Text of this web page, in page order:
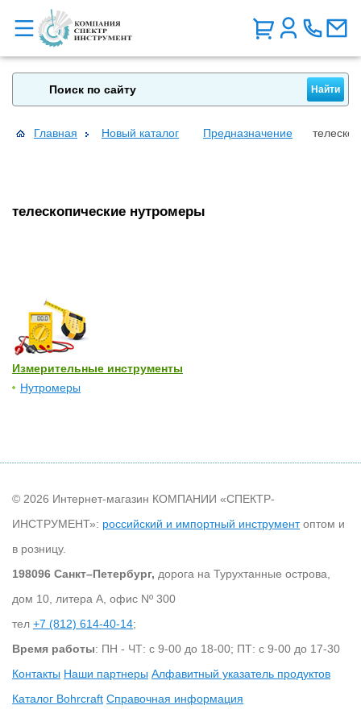
Главная Новый каталог Предназначение
телескопические нутромеры
Измерительные инструменты
Нутромеры
© 2026 Интернет-магазин КОМПАНИИ «СПЕКТР-
ИНСТРУМЕНТ»: российский и импортный инструментоптом и
в розницу.
198096 Санкт–Петербург, дорога на Турухтанные острова,
дом 10, литера А, офис Nº 300
тел +7 (812) 614-40-14;
Время работы: ПН - ЧТ: с 9-00 до 18-00; ПТ: с 9-00 до 17-30
Контакты Наши партнеры Алфавитный указатель продуктов
Каталог Bohrcraft Справочная информация